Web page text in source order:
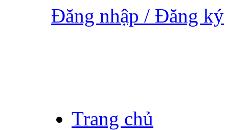
Đăng nhập / Đăng ký
Trang chủ